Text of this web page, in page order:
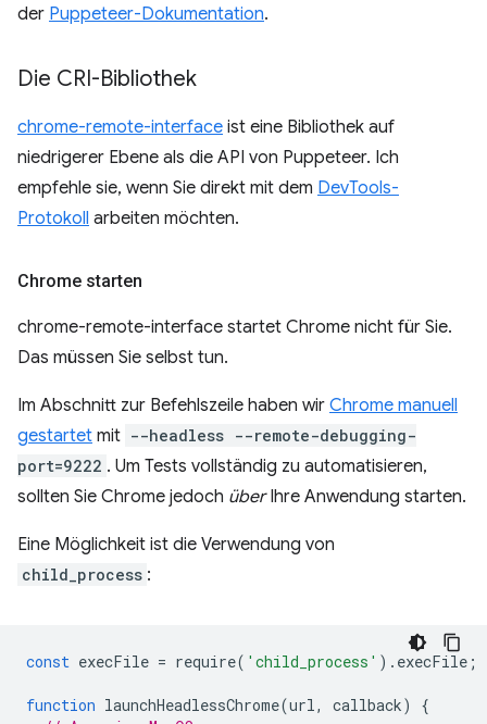
der Puppeteer-Dokumentation.
Die CRI-Bibliothek
chrome-remote-interface ist eine Bibliothek auf
niedrigerer Ebene als die API von Puppeteer. Ich
empfehle sie, wenn Sie direkt mit dem DevTools-
Protokoll arbeiten möchten.
Chrome starten
chrome-remote-interface startet Chrome nicht für Sie.
Das müssen Sie selbst tun.
Im Abschnitt zur Befehlszeile haben wir Chrome manuell
gestartet mit --headless --remote-debugging-
port=9222 . Um Tests vollständig zu automatisieren,
sollten Sie Chrome jedoch überIhre Anwendung starten.
Eine Möglichkeit ist die Verwendung von
child_process :
const execFile = require( 'child_process' ). execFile ;
function launchHeadlessChrome(url, callback)
{